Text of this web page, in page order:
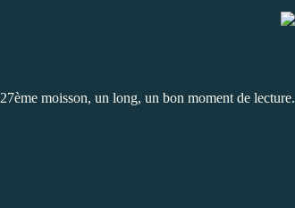
27ème moisson, un long, un bon moment de lecture.